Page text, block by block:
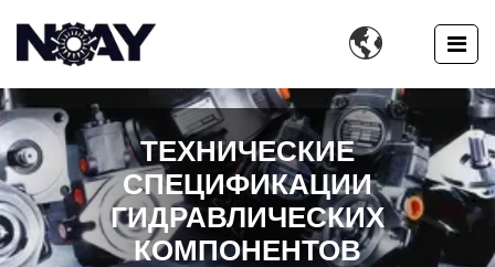

ТЕХНИЧЕСКИЕ
СПЕЦИФИКАЦИИ
ГИДРАВЛИЧЕСКИХ
КОМПОНЕНТОВ